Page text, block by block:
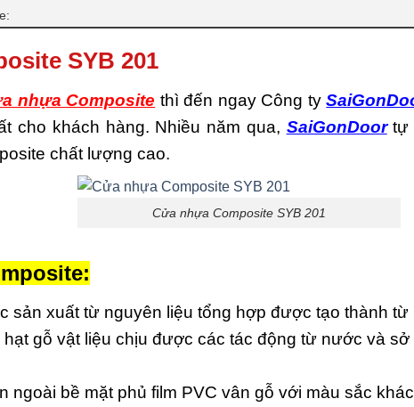
SYB 201
nhựa Composite thì đến ngay Công ty
cho khách hàng. Nhiều năm qua, SaiGonDoortự
chất lượng cao.
Cửa nhựa Composite SYB 201
sản xuất từ nguyên liệu tổng hợp được tạo thành
gỗ vật liệu chịu được các tác động từ nước và
bề mặt phủ film PVC vân gỗ với màu sắc